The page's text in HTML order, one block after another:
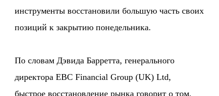
инструменты восстановили большую часть своих
позиций к закрытию понедельника.
По словам Дэвида Барретта, генерального
директора EBC Financial Group (UK) Ltd,
быстрое восстановление рынка говорит о том,